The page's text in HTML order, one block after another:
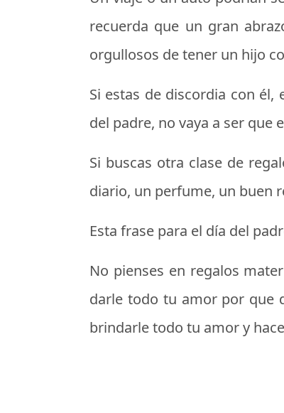
recuerda que un gran
orgullosos de tener un hijo
Si estas de discordia con
del padre, no vaya a ser que
Si buscas otra clase de
diario, un perfume, un buen
Esta frase para el día del
No pienses en regalos
darle todo tu amor por que
brindarle todo tu amor y